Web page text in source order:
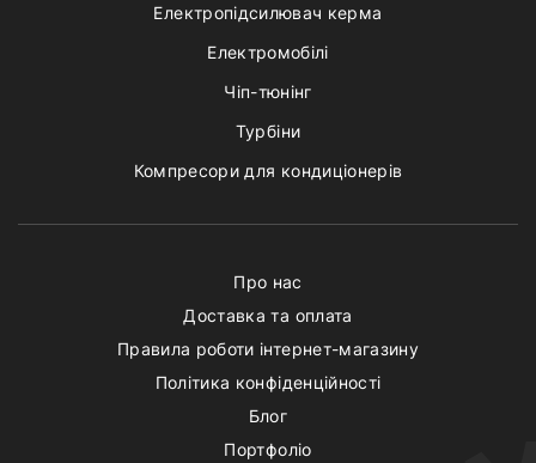
Електропідсилювач керма
Електромобілі
Чіп-тюнінг
Турбіни
Компресори для кондиціонерів
Про нас
Доставка та оплата
Правила роботи інтернет-магазину
Політика конфіденційності
Блог
Портфоліо